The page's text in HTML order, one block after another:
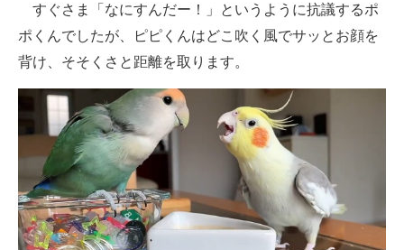
すぐさま「なにすんだー！」というように抗議するポ
ポくんでしたが、ピピくんはどこ吹く風でサッとお顔を
背け、そそくさと距離を取ります。